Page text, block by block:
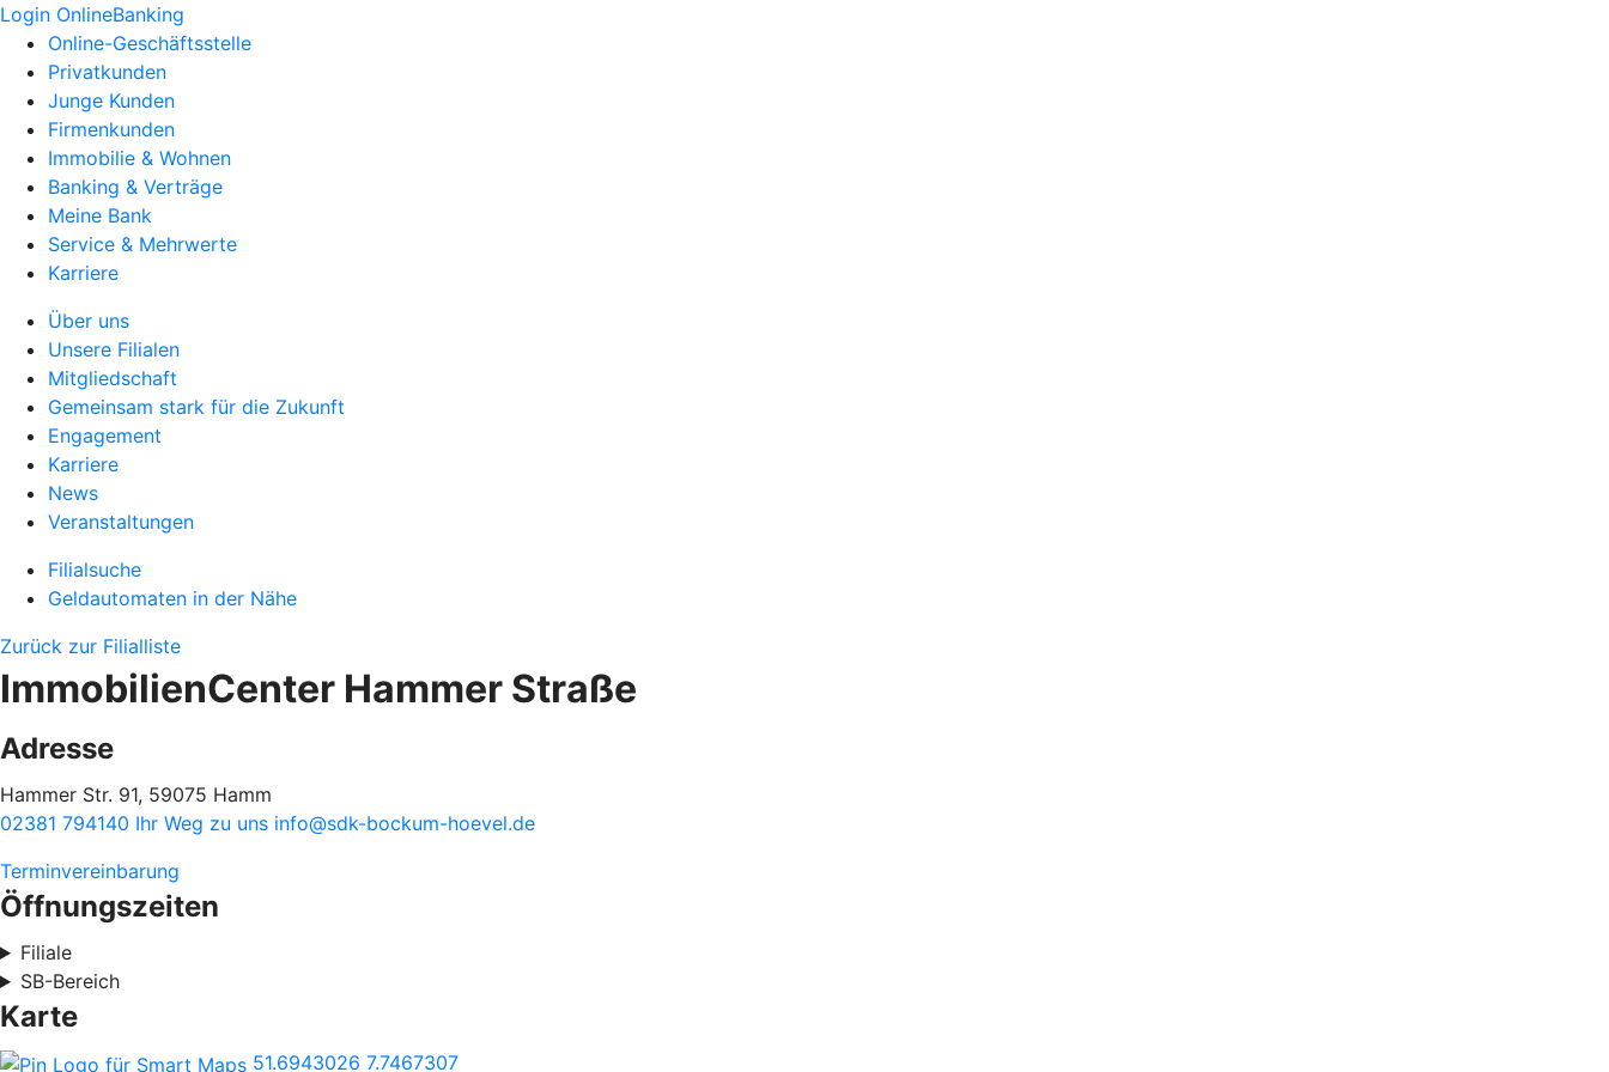
Login OnlineBanking
Online-Geschäftsstelle
Privatkunden
Junge Kunden
Firmenkunden
Immobilie & Wohnen
Banking & Verträge
Meine Bank
Service & Mehrwerte
Karriere
Über uns
Unsere Filialen
Mitgliedschaft
Gemeinsam stark für die Zukunft
Engagement
Karriere
News
Veranstaltungen
Filialsuche
Geldautomaten in der Nähe
Zurück zur Filialliste
ImmobilienCenter Hammer Straße
Adresse
Hammer Str. 91, 59075 Hamm
02381 794140 Ihr Weg zu uns info@sdk-bockum-hoevel.de
Terminvereinbarung
Öffnungszeiten
Filiale
SB-Bereich
Karte
51.6943026 7.7467307